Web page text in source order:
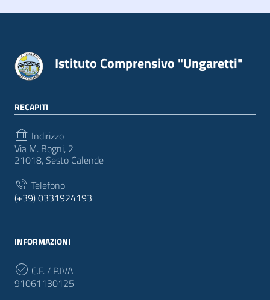
Istituto Comprensivo "Ungaretti"
RECAPITI
Indirizzo
Via M. Bogni, 2
21018, Sesto Calende
Telefono
(+39) 0331924193
INFORMAZIONI
C.F. / P.IVA
91061130125